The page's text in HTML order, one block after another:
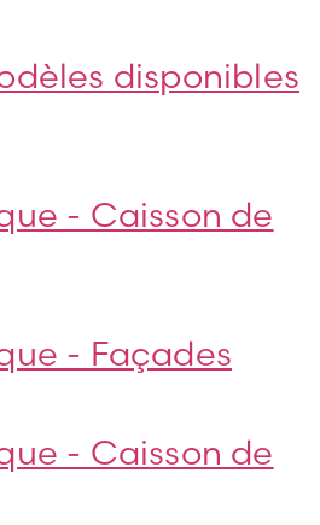
disponibles
- Caisson de
- Façades
- Caisson de